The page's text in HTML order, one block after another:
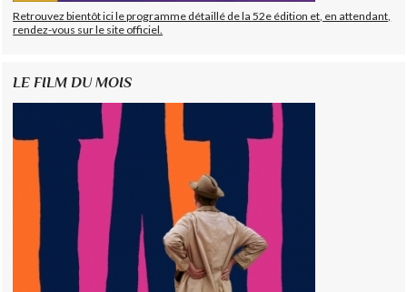
Retrouvez bientôt ici le programme détaillé de la 52e édition et, en attendant,
rendez-vous sur le site officiel.
LE FILM DU MOIS